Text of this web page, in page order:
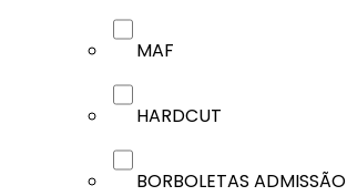
MAF
HARDCUT
BORBOLETAS ADMISSÃO